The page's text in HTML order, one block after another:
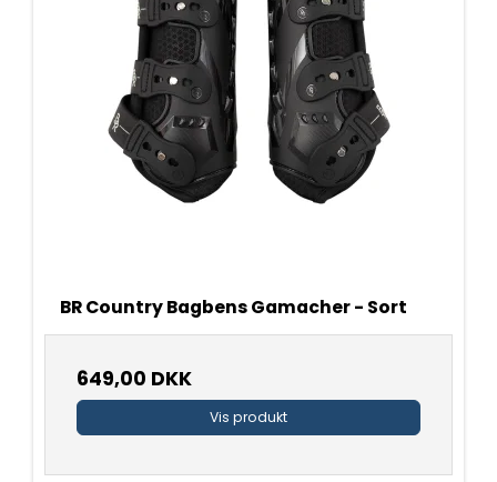
BR Country Bagbens Gamacher - Sort
649,00 DKK
Vis produkt